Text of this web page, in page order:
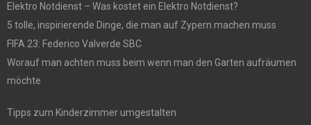
Elektro Notdienst – Was kostet ein Elektro Notdienst?
5 tolle, inspirierende Dinge, die man auf Zypern machen muss
FIFA 23: Federico Valverde SBC
Worauf man achten muss beim wenn man den Garten aufräumen
möchte
Tipps zum Kinderzimmer umgestalten